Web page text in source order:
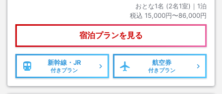
おとな1名 (2名1室)｜ 1泊
税込 15,000円〜86,000円
宿泊プランを見る
新幹線・JR
付きプラン
航空券
付きプラン